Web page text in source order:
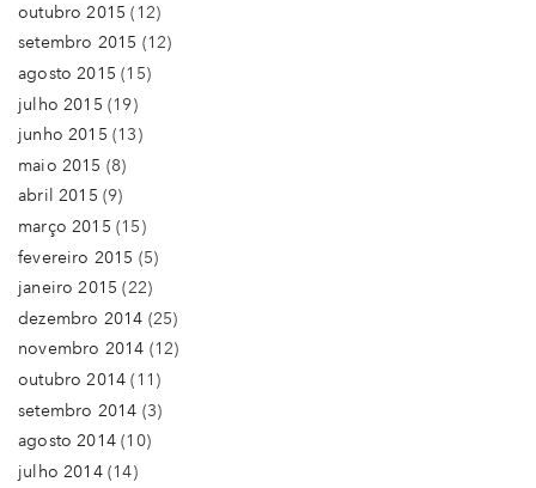
outubro 2015 (12)
setembro 2015 (12)
agosto 2015 (15)
julho 2015 (19)
junho 2015 (13)
maio 2015 (8)
abril 2015 (9)
março 2015 (15)
fevereiro 2015 (5)
janeiro 2015 (22)
dezembro 2014 (25)
novembro 2014 (12)
outubro 2014 (11)
setembro 2014 (3)
agosto 2014(10)
julho 2014(14)